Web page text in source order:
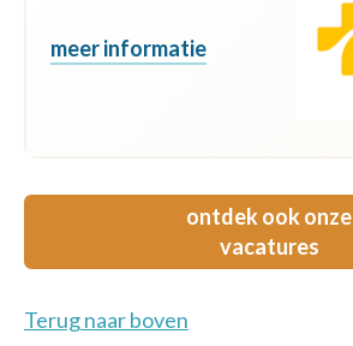
meer informatie
ontdek ook onze
vacatures
Terug naar boven